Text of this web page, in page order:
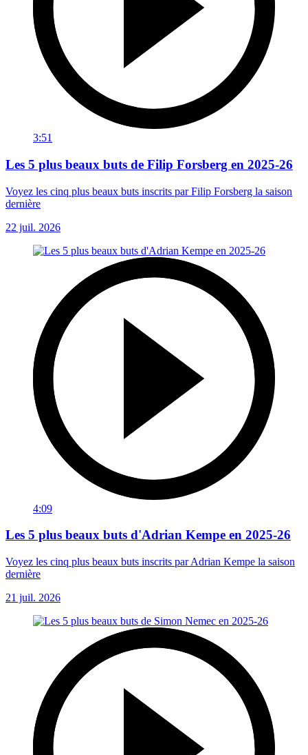
3:51
Les 5 plus beaux buts de Filip Forsberg en 2025-26
Voyez les cinq plus beaux buts inscrits par Filip Forsberg la saison
dernière
22 juil. 2026
4:09
Les 5 plus beaux buts d'Adrian Kempe en 2025-26
Voyez les cinq plus beaux buts inscrits par Adrian Kempe la saison
dernière
21 juil. 2026